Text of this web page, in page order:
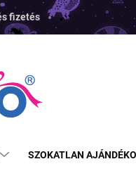
fizetés
SZOKATLAN